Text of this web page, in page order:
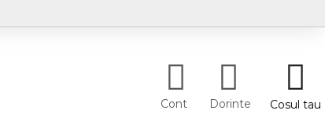
Cont Dorinte Cosul tau